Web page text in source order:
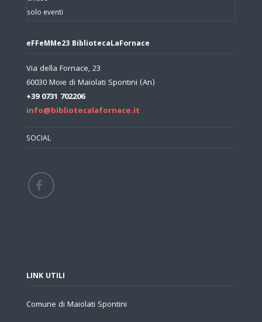
solo eventi
eFFeMMe23 BibliotecaLaFornace
Via della Fornace, 23
60030 Moie di Maiolati Spontini (An)
+39 0731 702206
info@bibliotecalafornace.it
SOCIAL
LINK UTILI
Comune di Maiolati Spontini